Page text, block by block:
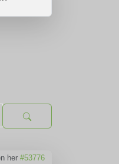
her #53776